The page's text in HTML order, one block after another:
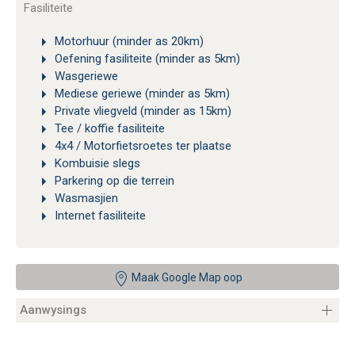
Fasiliteite
Motorhuur (minder as 20km)
Oefening fasiliteite (minder as 5km)
Wasgeriewe
Mediese geriewe (minder as 5km)
Private vliegveld (minder as 15km)
Tee / koffie fasiliteite
4x4 / Motorfietsroetes ter plaatse
Kombuisie slegs
Parkering op die terrein
Wasmasjien
Internet fasiliteite
Maak Google Map oop
Aanwysings